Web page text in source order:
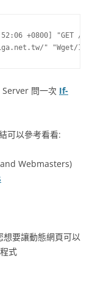
+0800] "GET /
" "Wget/
問一次 If-
可以參考看看:
Webmasters)
想要讓動態網頁可以
式